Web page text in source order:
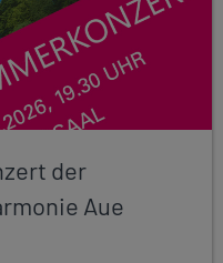
der
Aue